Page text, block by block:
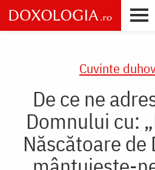
Skip
to
main
Cuvinte
De ce ne
Domnului cu:
Născătoare de